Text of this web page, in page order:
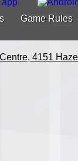
Game Rules
4151